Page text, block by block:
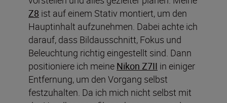
Z8 ist auf einem Stativ montiert, um den
Hauptinhalt aufzunehmen. Dabei achte ich
darauf, dass Bildausschnitt, Fokus und
Beleuchtung richtig eingestellt sind. Dann
positioniere ich meine Nikon Z7II in einiger
Entfernung, um den Vorgang selbst
festzuhalten. Da ich mich nicht selbst mit